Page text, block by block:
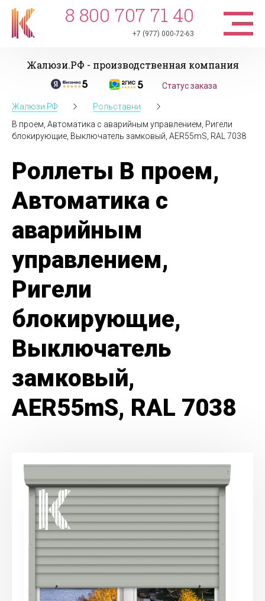
8 800 707 71 40
+7 (977) 000-72-63
Жалюзи.РФ - производственная компания
Статус заказа
Жалюзи.РФ
Рольставни
В проем, Автоматика с аварийным управлением, Ригели
блокирующие, Выключатель замковый, AER55mS, RAL 7038
Роллеты В проем,
Автоматика с
аварийным
управлением,
Ригели
блокирующие,
Выключатель
замковый,
AER55mS, RAL 7038